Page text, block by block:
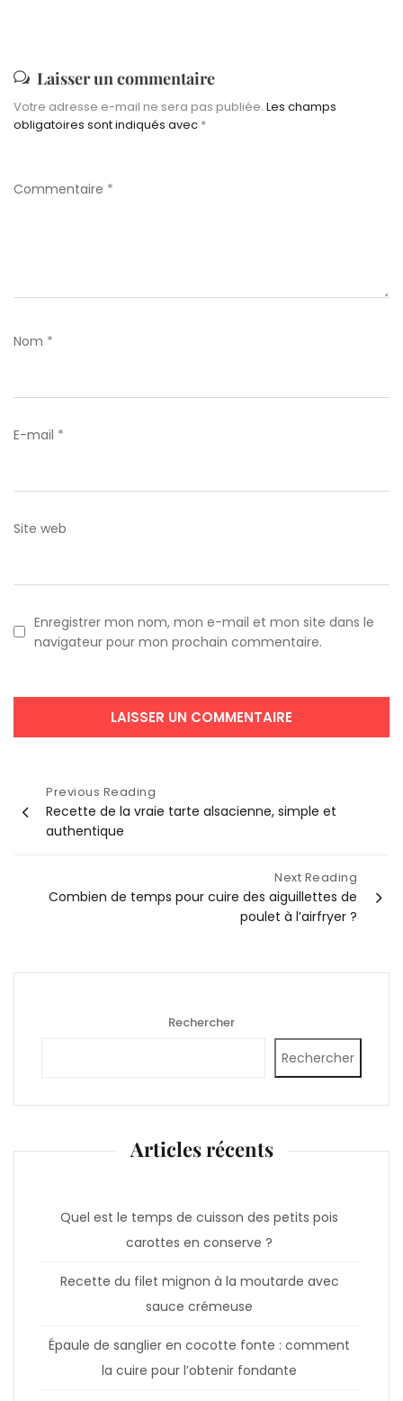
Laisser un commentaire
Votre adresse e-mail ne sera pas publiée. Les champs
obligatoires sont indiqués avec *
Commentaire *
Nom *
E-mail *
Site web
Enregistrer mon nom, mon e-mail et mon site dans le
navigateur pour mon prochain commentaire.
Navigation
de
l’article
Previous Reading
Recette de la vraie tarte alsacienne, simple et
authentique
Next Reading
Combien de temps pour cuire des aiguillettes de
poulet à l’airfryer ?
Rechercher
Rechercher
Articles récents
Quel est le temps de cuisson des petits pois
carottes en conserve ?
Recette du filet mignon à la moutarde avec
sauce crémeuse
Épaule de sanglier en cocotte fonte : comment
la cuire pour l’obtenir fondante